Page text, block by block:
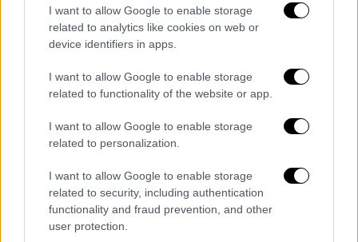
I want to allow Google to enable storage
related to analytics like cookies on web or
device identifiers in apps.
I want to allow Google to enable storage
related to functionality of the website or app.
I want to allow Google to enable storage
related to personalization.
I want to allow Google to enable storage
related to security, including authentication
functionality and fraud prevention, and other
user protection.
ακινητοποίησε τον 48χρονο και τον
οδήγησε
στο Αστυνομικό Τμήμα Βόλου.
Οι Αρχές διερευνούν την υπόθεση στο
πλαίσιο της νομοθεσίας για την
αναμένεται να καταθέσει επίσημη
καταγγελία για τις απειλές που δέχθηκε.
Διαβάστε ακόμη
O στρατηγός ήταν σχιζοφρενής, εμμονικός,
πλησίαζε τα 75 όταν τον αντάμωσε η δόξα –